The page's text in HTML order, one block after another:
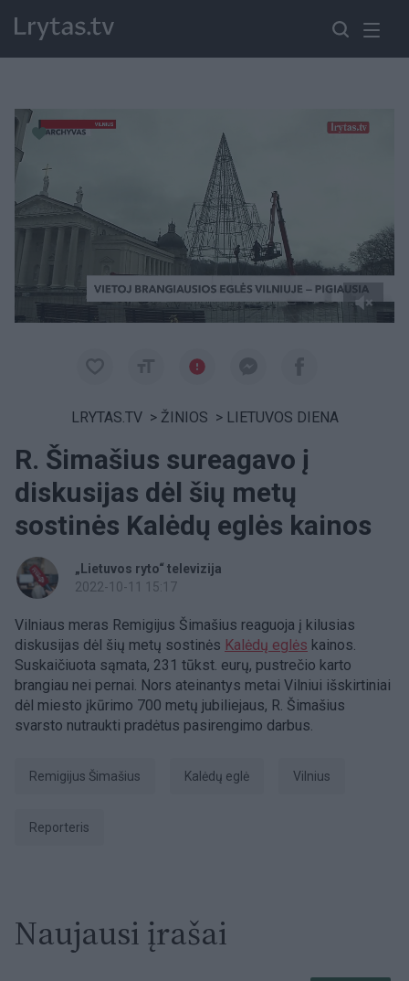
Paremkite Ukrainą
LRYTAS.TV > ŽINIOS > LIETUVOS DIENA
R. Šimašius sureagavo į
diskusijas dėl šių metų
sostinės Kalėdų eglės kainos
„Lietuvos ryto“ televizija
2022-10-11 15:17
Vilniaus meras Remigijus Šimašius reaguoja į kilusias
diskusijas dėl šių metų sostinės Kalėdų eglės kainos.
Suskaičiuota sąmata, 231 tūkst. eurų, pustrečio karto
brangiau nei pernai. Nors ateinantys metai Vilniui išskirtiniai
dėl miesto įkūrimo 700 metų jubiliejaus, R. Šimašius
svarsto nutraukti pradėtus pasirengimo darbus.
Remigijus Šimašius Kalėdų eglė Vilnius
Reporteris
Naujausi įrašai